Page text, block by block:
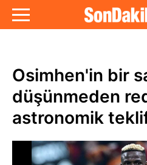
Osimhen'in bir
düşünmeden
astronomik